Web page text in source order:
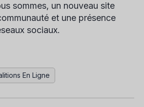
sommes, un nouveau site
et une présence
sociaux.
En Ligne